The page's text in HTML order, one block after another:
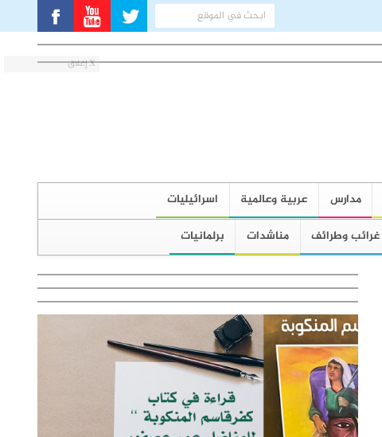
X إغلاق
مدارس عربية وعالمية
اسرائيليات
غرائب وطرائف مناشدات برلمانيات